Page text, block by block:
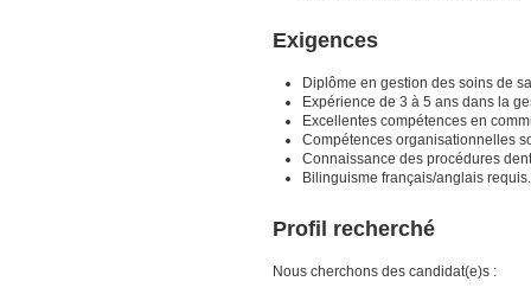
Exigences
Diplôme en gestion des soins de
Expérience de 3 à 5 ans dans la
Excellentes compétences en
Compétences organisationnelles
Connaissance des procédures
Bilinguisme français/anglais requis.
Profil recherché
Nous cherchons des candidat(e)s :